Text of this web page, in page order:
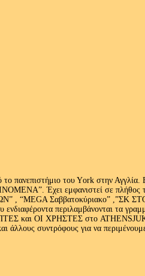
πανεπιστήμιο του Υork στην Αγγλία.
Έχει εμφανιστεί σε πλήθος
Σαββατοκύριακο” ,”ΣΚ ΣΤΟ
περιλαμβάνονται τα
και ΟΙ ΧΡΗΣΤΕΣ στο
συντρόφους για να περιμένουμε